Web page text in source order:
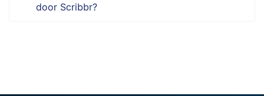
door Scribbr?